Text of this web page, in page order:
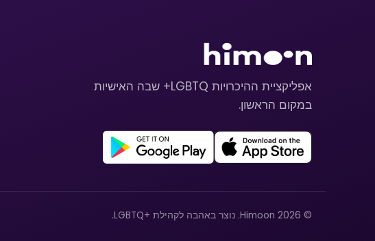
אפליקציית ההיכרויות LGBTQ+ שבה האישיות
במקום הראשון.
© 2026 Himoon. נוצר באהבה לקהילת +LGBTQ.